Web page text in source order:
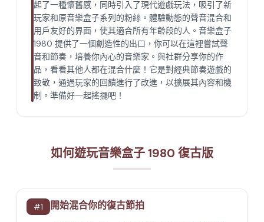
起了一種懷舊感，同時引入了現代遊戲玩法，吸引了新
玩家和原音樂盒子系列的粉絲。體驗動態的聲音混合和
用戶友好的界面，使其適合所有年齡段的人。音樂盒子
1980 提供了一個創造性的出口，你可以在這裡嘗試聲
音和節奏，培養你內心的音樂家。與社群分享你的作
品，看看其他人都在混合什麼！它是對經典節奏遊戲的
致敬，通過玩家的回饋進行了改進，以擴展其內容和機
制。準備好一起搖擺吧！
如何遊玩音樂盒子 1980 復古版
#1 開始混合你的復古節拍